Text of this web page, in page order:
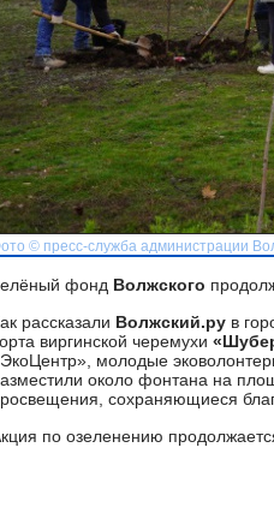
© пресс-служба администрации
фонд Волжского
рассказали Волжский.ру в
виргинской черемухи
молодые
около фонтана на
сохраняющиеся
по озеленению